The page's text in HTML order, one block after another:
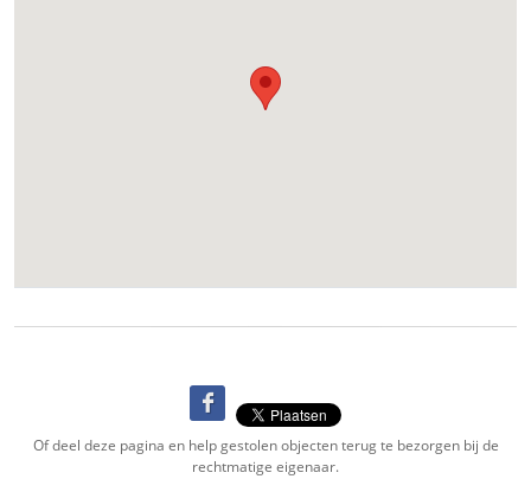
Of deel deze pagina en help gestolen objecten terug te bezorgen bij de
rechtmatige eigenaar.